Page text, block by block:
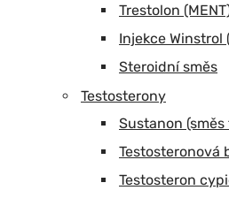
Trestolon
Injekce Winstrol
Steroidní směs
Testosterony
Sustanon
Testosteronová
Testosteron